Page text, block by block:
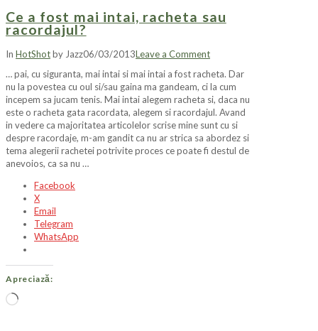
Ce a fost mai intai, racheta sau
racordajul?
In HotShotby Jazz06/03/2013Leave a Comment
… pai, cu siguranta, mai intai si mai intai a fost racheta. Dar
nu la povestea cu oul si/sau gaina ma gandeam, ci la cum
incepem sa jucam tenis. Mai intai alegem racheta si, daca nu
este o racheta gata racordata, alegem si racordajul. Avand
in vedere ca majoritatea articolelor scrise mine sunt cu si
despre racordaje, m-am gandit ca nu ar strica sa abordez si
tema alegerii rachetei potrivite proces ce poate fi destul de
anevoios, ca sa nu …
Facebook
X
Email
Telegram
WhatsApp
Apreciază:
Încarc...